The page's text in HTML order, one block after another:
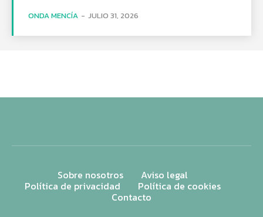
ONDA MENCÍA - JULIO 31, 2026
Sobre nosotros Aviso legal
Política de privacidad Política de cookies
Contacto